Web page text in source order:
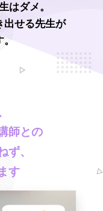
はダメ。
出せる先生が
。
師との
、
す